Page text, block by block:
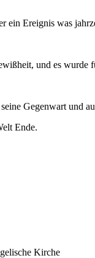
Ereignis was
und es wurde
Gegenwart und
Ende.
Kirche